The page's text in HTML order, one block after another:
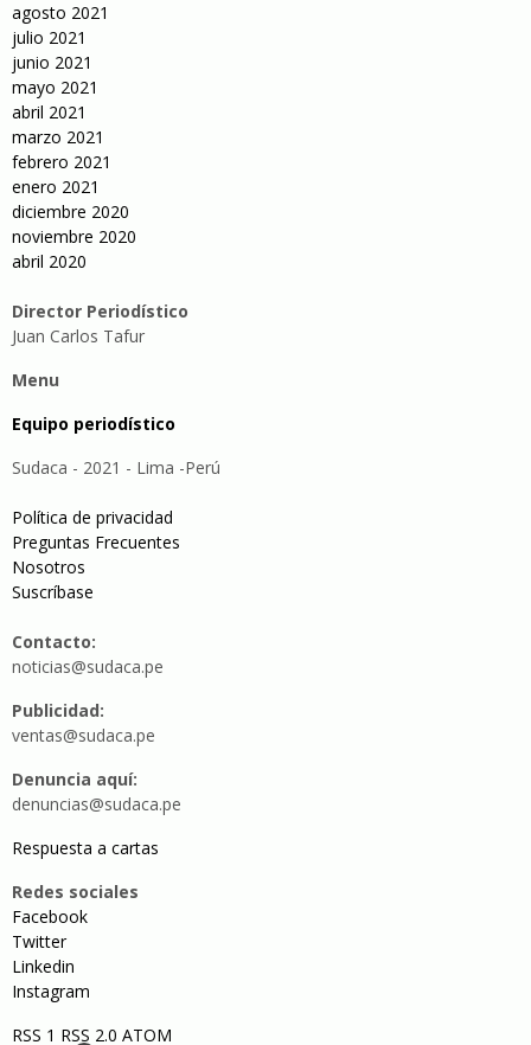
agosto 2021
julio 2021
junio 2021
mayo 2021
abril 2021
marzo 2021
febrero 2021
enero 2021
diciembre 2020
noviembre 2020
abril 2020
Director Periodístico
Juan Carlos Tafur
Menu
Equipo periodístico
Sudaca - 2021 - Lima -Perú
Política de privacidad
Preguntas Frecuentes
Nosotros
Suscríbase
Contacto:
noticias@sudaca.pe
Publicidad:
ventas@sudaca.pe
Denuncia aquí:
denuncias@sudaca.pe
Respuesta a cartas
Redes sociales
Facebook
Twitter
Linkedin
Instagram
RSS 1 RSS 2.0 ATOM